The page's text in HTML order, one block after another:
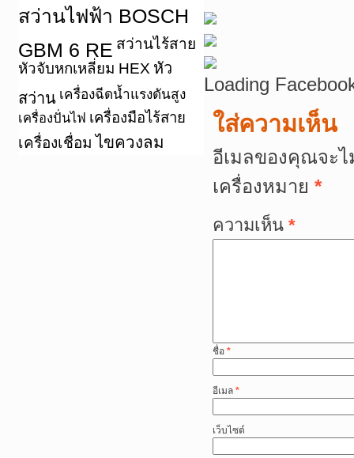
สว่านไฟฟ้า BOSCH
GBM 6 RE สว่านไร้สาย
หัวจับหกเหลี่ยม HEX หัว
สว่าน เครื่องฉีดน้ำแรงดันสูง
เครื่องปั่นไฟ เครื่องมือไร้สาย
เครื่องเชื่อม ไขควงลม
Loading
ใส่ความเห็น
อีเมลของคุณจะ
เครื่องหมาย *
ความเห็น *
ชื่อ *
อีเมล *
เว็บไซต์